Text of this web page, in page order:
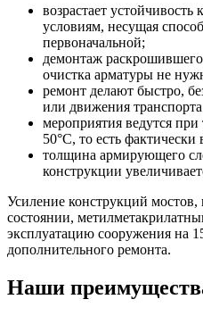
возрастает
условиям, несущая
первоначальной;
демонтаж
очистка арматуры не
ремонт делают быстро,
или движения транспорта
мероприятия ведутся
50°C, то есть фактически
толщина армирующего
конструкции
Усиление конструкций
состоянии,
эксплуатацию сооружения на
дополнительного ремонта.
Наши